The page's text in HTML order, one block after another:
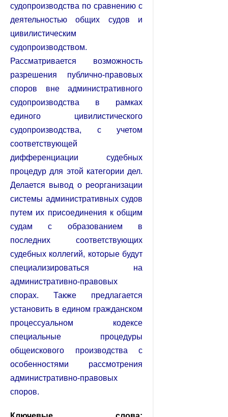
судопроизводства по сравнению с
деятельностью общих судов и
цивилистическим
судопроизводством.
Рассматривается возможность
разрешения публично-правовых
споров вне административного
судопроизводства в рамках
единого цивилистического
судопроизводства, с учетом
соответствующей
дифференциации судебных
процедур для этой категории дел.
Делается вывод о реорганизации
системы административных судов
путем их присоединения к общим
судам с образованием в
последних соответствующих
судебных коллегий, которые будут
специализироваться на
административно-правовых
спорах. Также предлагается
установить в едином гражданском
процессуальном кодексе
специальные процедуры
общеискового производства с
особенностями рассмотрения
административно-правовых
споров.